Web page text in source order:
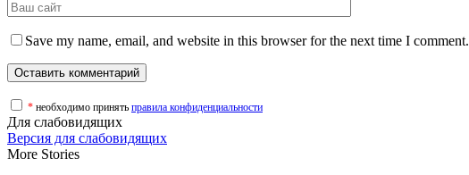
Save my name, email, and website in this browser for the next time I comment.
* необходимо принять правила конфиденциальности
Для слабовидящих
Версия для слабовидящих
More Stories